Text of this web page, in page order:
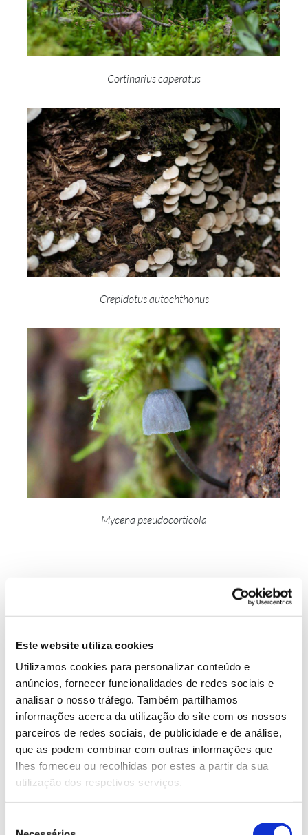
Este website utiliza cookies
Utilizamos cookies para personalizar conteúdo e
anúncios, fornecer funcionalidades de redes sociais e
analisar o nosso tráfego. Também partilhamos
informações acerca da utilização do site com os nossos
parceiros de redes sociais, de publicidade e de análise,
que as podem combinar com outras informações que
lhes forneceu ou recolhidas por estes a partir da sua
utilização dos respetivos serviços.
Cortinarius caperatus
Crepidotus autochthonus
Mycena pseudocorticola
centenas de espécies animais
A diversidade de animais que faz da mata da
Margaraça o seu abrigo é igualmente muito elevada.
Mais de uma centena de espécies de aves, 18 de
mamíferos, oito de morcegos (todos insectívoros), 11
de répteis e seis de anfíbios ilustram-no bem, tal
como descreve o
investigador Jorge Paiva
, que
considera a Mata da Margaraça como “o melhor
laboratório natural com qualidade didática da região
centro do país…”.
Espécies como o açor (Accipiter gentilis) – comum na